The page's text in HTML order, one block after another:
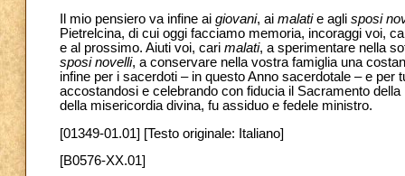
Il mio pensiero va infine ai giovani, ai malatie agli sposi
Pietrelcina, di cui oggi facciamo memoria, incoraggi voi,
e al prossimo. Aiuti voi, cari malati, a sperimentare nella
sposi novelli, a conservare nella vostra famiglia una
infine per i sacerdoti – in questo Anno sacerdotale – e
accostandosi e celebrando con fiducia il Sacramento
della misericordia divina, fu assiduo e fedele ministro.
[01349-01.01] [Testo originale: Italiano]
[B0576-XX.01]